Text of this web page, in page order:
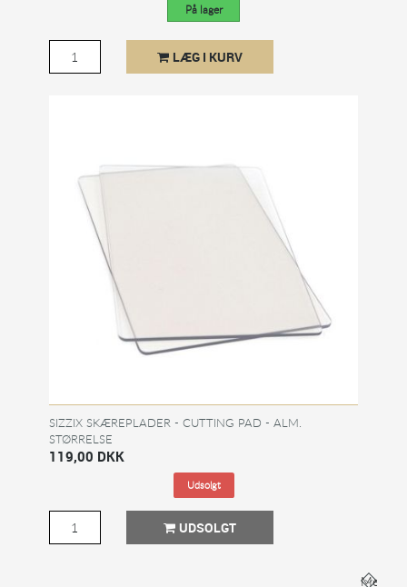
Mere
På lager
LÆG I KURV
SIZZIX SKÆREPLADER - CUTTING PAD - ALM.
STØRRELSE
119,00 DKK
Udsolgt
UDSOLGT